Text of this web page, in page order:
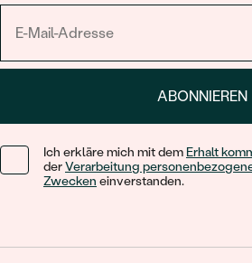
ABONNIEREN
Ich erkläre mich mit dem Erhalt
derVerarbeitung
Zwecken einverstanden.